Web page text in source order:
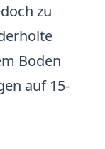
zu
Boden
auf 15-